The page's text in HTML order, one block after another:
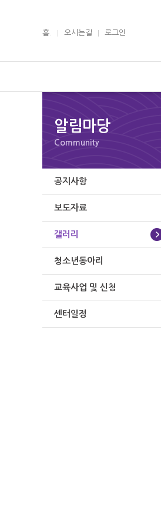
홈. 오시는길 로그인
알림마당
Community
공지사항
보도자료
갤러리
청소년동아리
교육사업 및 신청
센터일정